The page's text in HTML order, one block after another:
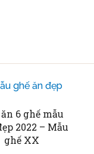
6 ghế mẫu
2022 – Mẫu
ghế XX